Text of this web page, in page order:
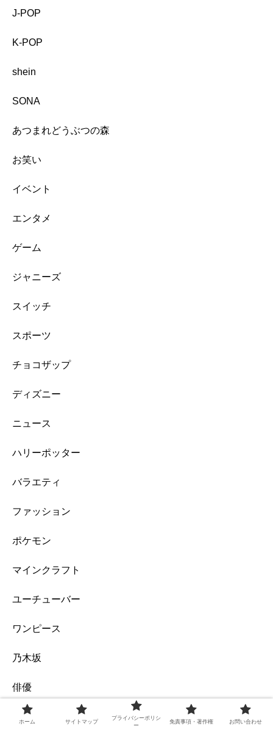
J-POP
K-POP
shein
SONA
あつまれどうぶつの森
お笑い
イベント
エンタメ
ゲーム
ジャニーズ
スイッチ
スポーツ
チョコザップ
ディズニー
ニュース
ハリーポッター
バラエティ
ファッション
ポケモン
マインクラフト
ユーチューバー
ワンピース
乃木坂
俳優
大阪万博2025
ホーム サイトマップ
プライバシーポリシ
ー
免責事項・著作権 お問い合わせ